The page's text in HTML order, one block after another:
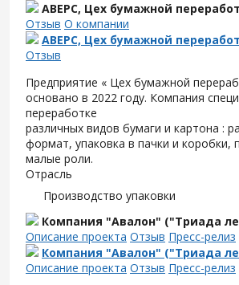
АВЕРС, Цех бумажной
Отзыв О компании
АВЕРС, Цех бумажной
Отзыв
Предприятие « Цех бумажной
основано в 2022 году. Компания
переработке
различных видов бумаги и картона :
формат, упаковка в пачки и коробки,
малые роли.
Отрасль
Производство упаковки
Компания "Авалон" ("Триада
Описание проекта Отзыв Пресс-релиз
Компания "Авалон" ("Триада
Описание проекта Отзыв Пресс-релиз